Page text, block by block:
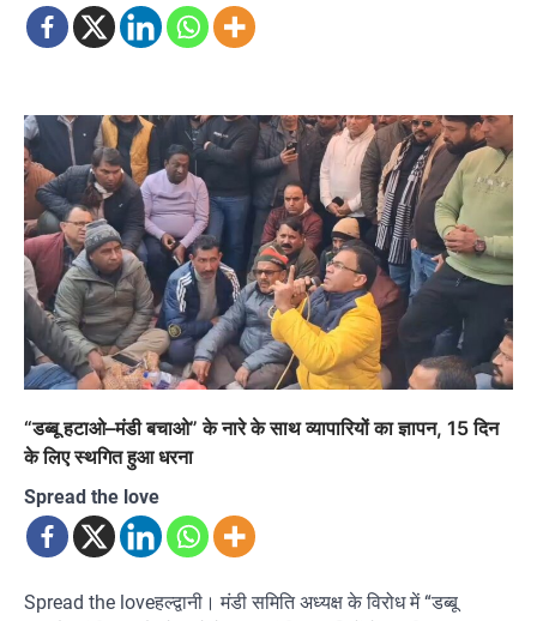
“डब्बू हटाओ–मंडी बचाओ” के नारे के साथ व्यापारियों का ज्ञापन, 15 दिन
के लिए स्थगित हुआ धरना
Spread the love
Spread the loveहल्द्वानी। मंडी समिति अध्यक्ष के विरोध में “डब्बू